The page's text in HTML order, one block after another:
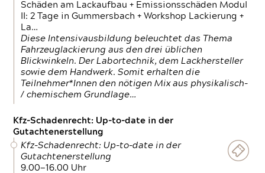
Schäden am Lackaufbau + Emissionsschäden Modul
II: 2 Tage in Gummersbach + Workshop Lackierung +
La…
Diese Intensivausbildung beleuchtet das Thema
Fahrzeuglackierung aus den drei üblichen
Blickwinkeln. Der Labortechnik, dem Lackhersteller
sowie dem Handwerk. Somit erhalten die
Teilnehmer*Innen den nötigen Mix aus physikalisch-
/ chemischem Grundlage…
Kfz-Schadenrecht: Up-to-date in der
Gutachtenerstellung
Kfz-Schadenrecht: Up-to-date in der
Gutachtenerstellung
9.00—16.00 Uhr